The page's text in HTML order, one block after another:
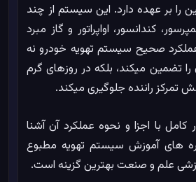
را بر عهده دارد. این سیستم از چند
کندانسور، اواپراتور و گاز مبرد
صحیح سیستم تهویه خودرو نه
را تضمین میکند، بلکه در روزهای گرم
راننده جلوگیری میکند.
کامل با اجزا و نحوه عملکرد آن آشنا
های آموزش سیستم تهویه مطبوع
علم و صنعت بهترین گزینه است.